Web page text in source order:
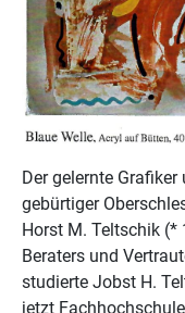
Der gelernte
gebürtiger
Horst M. Teltschik
Beraters und
studierte Jobst H.
jetzt